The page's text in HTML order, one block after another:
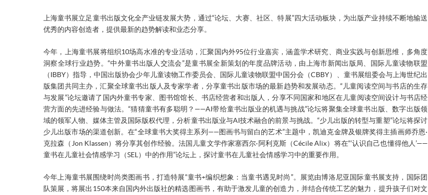
上海童书展立足童书出版文化全产业链发展大势，通过“论坛、大赛、社区、特展”四大活动板块，为出版产业持续不断地输送
优秀的内容创造者，提供最新的趋势解读和业态分享。
今年，上海童书展将组织10场高水准的专业活动，汇聚国内外95位行业嘉宾，涵盖学术研究、商业实践与创新思维，多角度
洞察全球行业趋势。“中外童书出版人交流会”是童书展全新策划的年度品牌活动，由上海市新闻出版局、国际儿童读物联盟
（IBBY）指导，中国出版协会少年儿童读物工作委员会、国际儿童读物联盟中国分会（CBBY）、童书展组委会与上海世纪出
版集团共同主办，汇聚全球童书出版人及专家学者，分享童书出版市场的最新趋势和发展动态。“儿童阅读空间与书店的生存
与发展”论坛邀请了国内外童书专家、图书馆馆长、书店经营者和出版人，分享不同国家和地区在儿童阅读空间设计与书店经
营方面的先进经验与做法。“猜猜童书有多聪明？——AI带给童书出版业的机遇与挑战”论坛将聚集全球童书出版、数字出版领
域的领军人物、媒体主管及国际版权代理，分析童书出版业与AI技术融合的前景与挑战。“少儿出版的转型与重塑”论坛将探讨
少儿出版市场的渠道创新。在“全球童书大奖得主系列——图画书与留白的艺术”主题中，凯迪克金牌及银牌奖得主插画师乔恩·
克拉森（Jon Klassen）将分享其创作经验。法国儿童文学作家塞西尔·阿利克斯（Cécile Alix）将在“‘认识自己也懂得他人’——
童书在儿童社会情感学习（SEL）中的作用”论坛上，探讨童书在儿童社会情感学习中的重要作用。
今年上海童书展围绕时尚类图画书，打造特展“童书+编织想象：当童书遇见时尚”。展览由博洛尼亚国际童书展支持，国际团
队策展，将展出150本来自国内外出版社的精选图画书，有助于激发儿童的创造力，并结合传统工艺的魅力，提升孩子们对文